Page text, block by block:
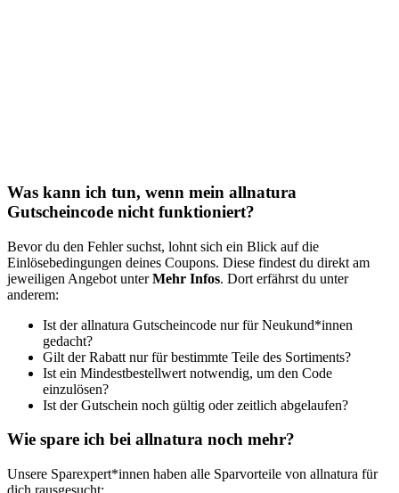
Was kann ich tun, wenn mein allnatura
Gutscheincode nicht funktioniert?
Bevor du den Fehler suchst, lohnt sich ein Blick auf die
Einlösebedingungen deines Coupons. Diese findest du direkt am
jeweiligen Angebot unterMehr Infos. Dort erfährst du unter
anderem:
Ist der allnatura Gutscheincode nur für Neukund*innen
gedacht?
Gilt der Rabatt nur für bestimmte Teile des Sortiments?
Ist ein Mindestbestellwert notwendig, um den Code
einzulösen?
Ist der Gutschein noch gültig oder zeitlich abgelaufen?
Wie spare ich bei allnatura noch mehr?
Unsere Sparexpert*innen haben alle Sparvorteile von allnatura für
dich rausgesucht: